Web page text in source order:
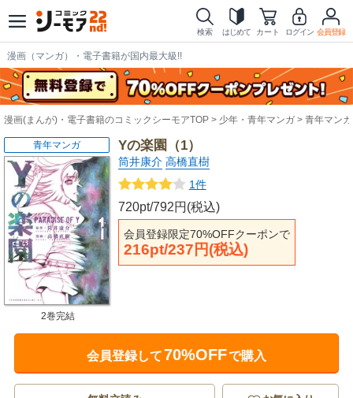
検索 はじめて カート ログイン 会員登録
漫画（マンガ）・電子書籍が国内最大級!!
漫画(まんが)・電子書籍のコミックシーモアTOP 少年・青年マンガ 青年マンガ
Yの楽園（1）
筒井康介 高橋直樹
1件
720pt/792円(税込)
会員登録限定70%OFFクーポンで
216pt/237円(税込)
青年マンガ
2巻完結
会員登録して70%OFFで購入